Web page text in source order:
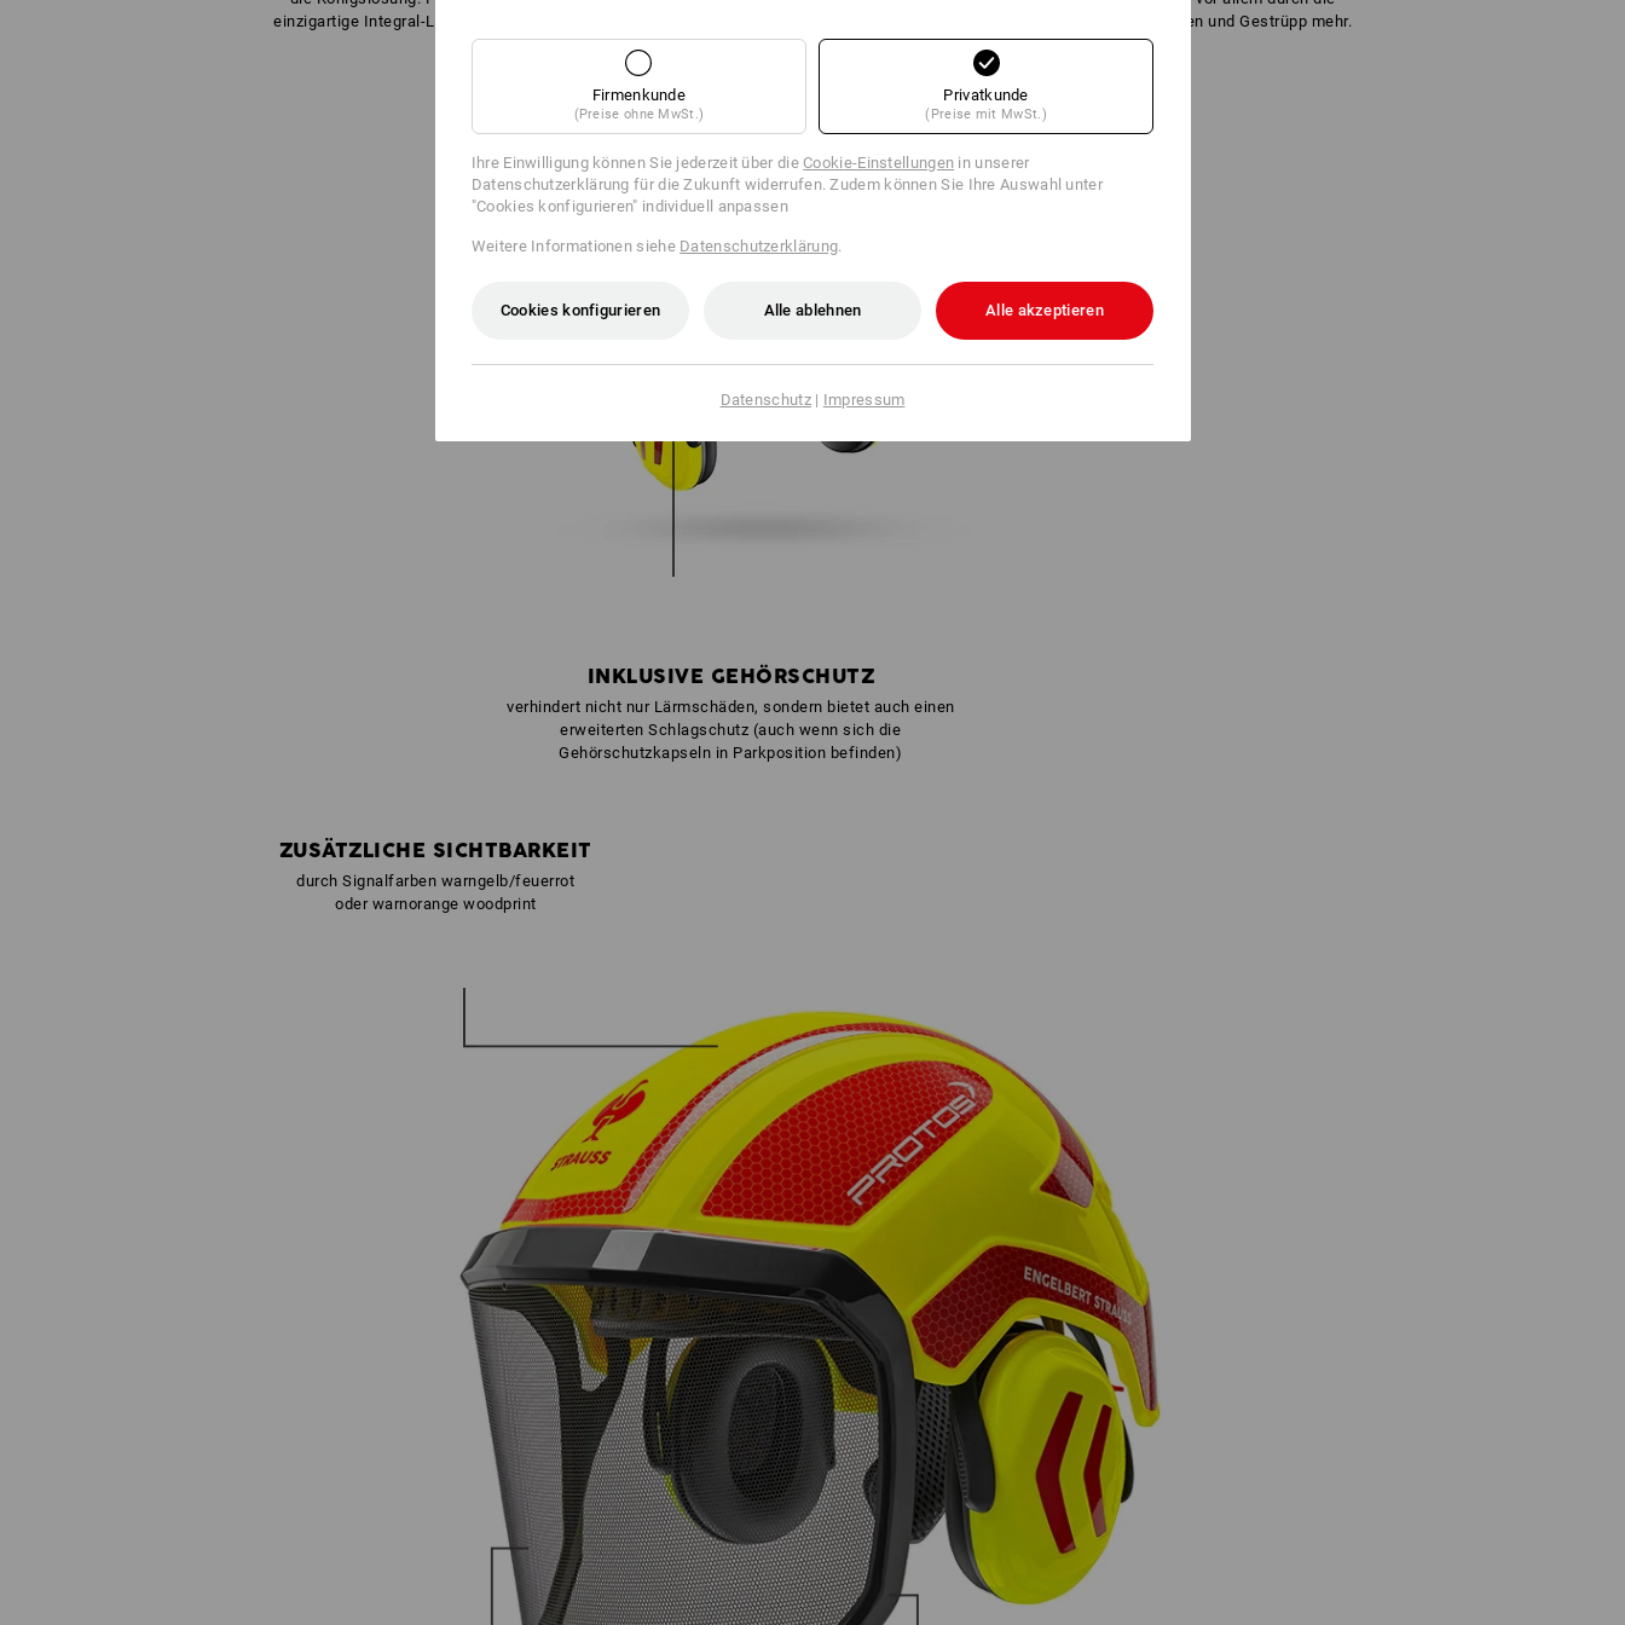
einzigartige Integral-Lösung. Gehörschutz und Visier sind in der Helmschale integriert – kein lästiges Hängenbleiben an Ästen und Gestrüpp mehr.
Arbeiten im Wald war nie sicherer und bequemer.
INKLUSIVE GEHÖRSCHUTZ
verhindert nicht nur Lärmschäden, sondern bietet auch einen
erweiterten Schlagschutz (auch wenn sich die
Gehörschutzkapseln in Parkposition befinden)
ZUSÄTZLICHE SICHTBARKEIT
durch Signalfarben warngelb/feuerrot
oder warnorange woodprint
Firmenkunde
(Preise ohne MwSt.)
Privatkunde
(Preise mit MwSt.)
Ihre Einwilligung können Sie jederzeit über dieCookie-Einstellungen in unserer
Datenschutzerklärung für die Zukunft widerrufen. Zudem können Sie Ihre Auswahl unter
"Cookies konfigurieren" individuell anpassen
Weitere Informationen siehe Datenschutzerklärung.
Cookies konfigurieren Alle ablehnen Alle akzeptieren
Datenschutz| Impressum